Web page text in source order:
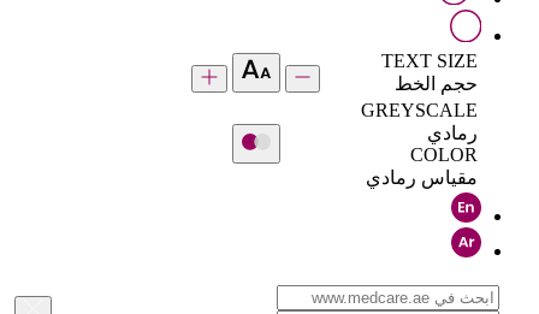
TEXT SIZE
حجم الخط
GREYSCALE
رمادي
COLOR
مقياس رمادي